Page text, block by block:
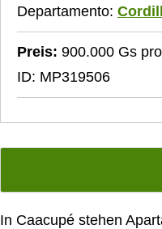
Departamento:
Preis: 900.000 Gs
ID: MP319506
In Caacupé stehen